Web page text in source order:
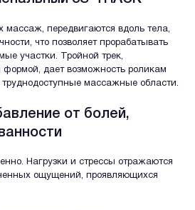
массаж, передвигаются вдоль тела,
что позволяет прорабатывать
участки. Тройной трек,
дает возможность роликам
труднодоступные массажные области.
от болей,
Нагрузки и стрессы отражаются
ощущений, проявляющихся